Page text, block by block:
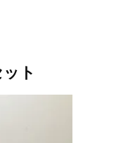
ト